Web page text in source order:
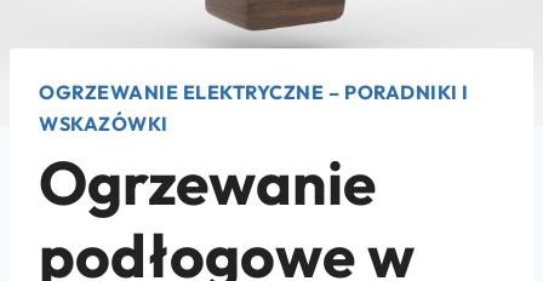
OGRZEWANIE ELEKTRYCZNE – PORADNIKI I
WSKAZÓWKI
Ogrzewanie
podłogowe w